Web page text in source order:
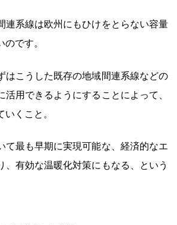
連系線は欧州にもひけをとらない容量
です。
はこうした既存の地域間連系線などの
活用できるようにすることによって、
くこと。
て最も早期に実現可能な、経済的なエ
、有効な温暖化対策にもなる、という